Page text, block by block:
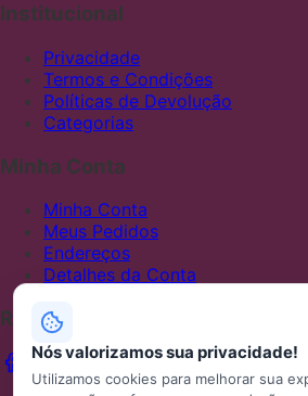
Institucional
Privacidade
Termos e Condições
Políticas de Devolução
Categorias
Minha Conta
Minha Conta
Meus Pedidos
Endereços
Detalhes da Conta
Redes Sociais
Nós valorizamos sua privacidade!
Utilizamos cookies para melhorar sua